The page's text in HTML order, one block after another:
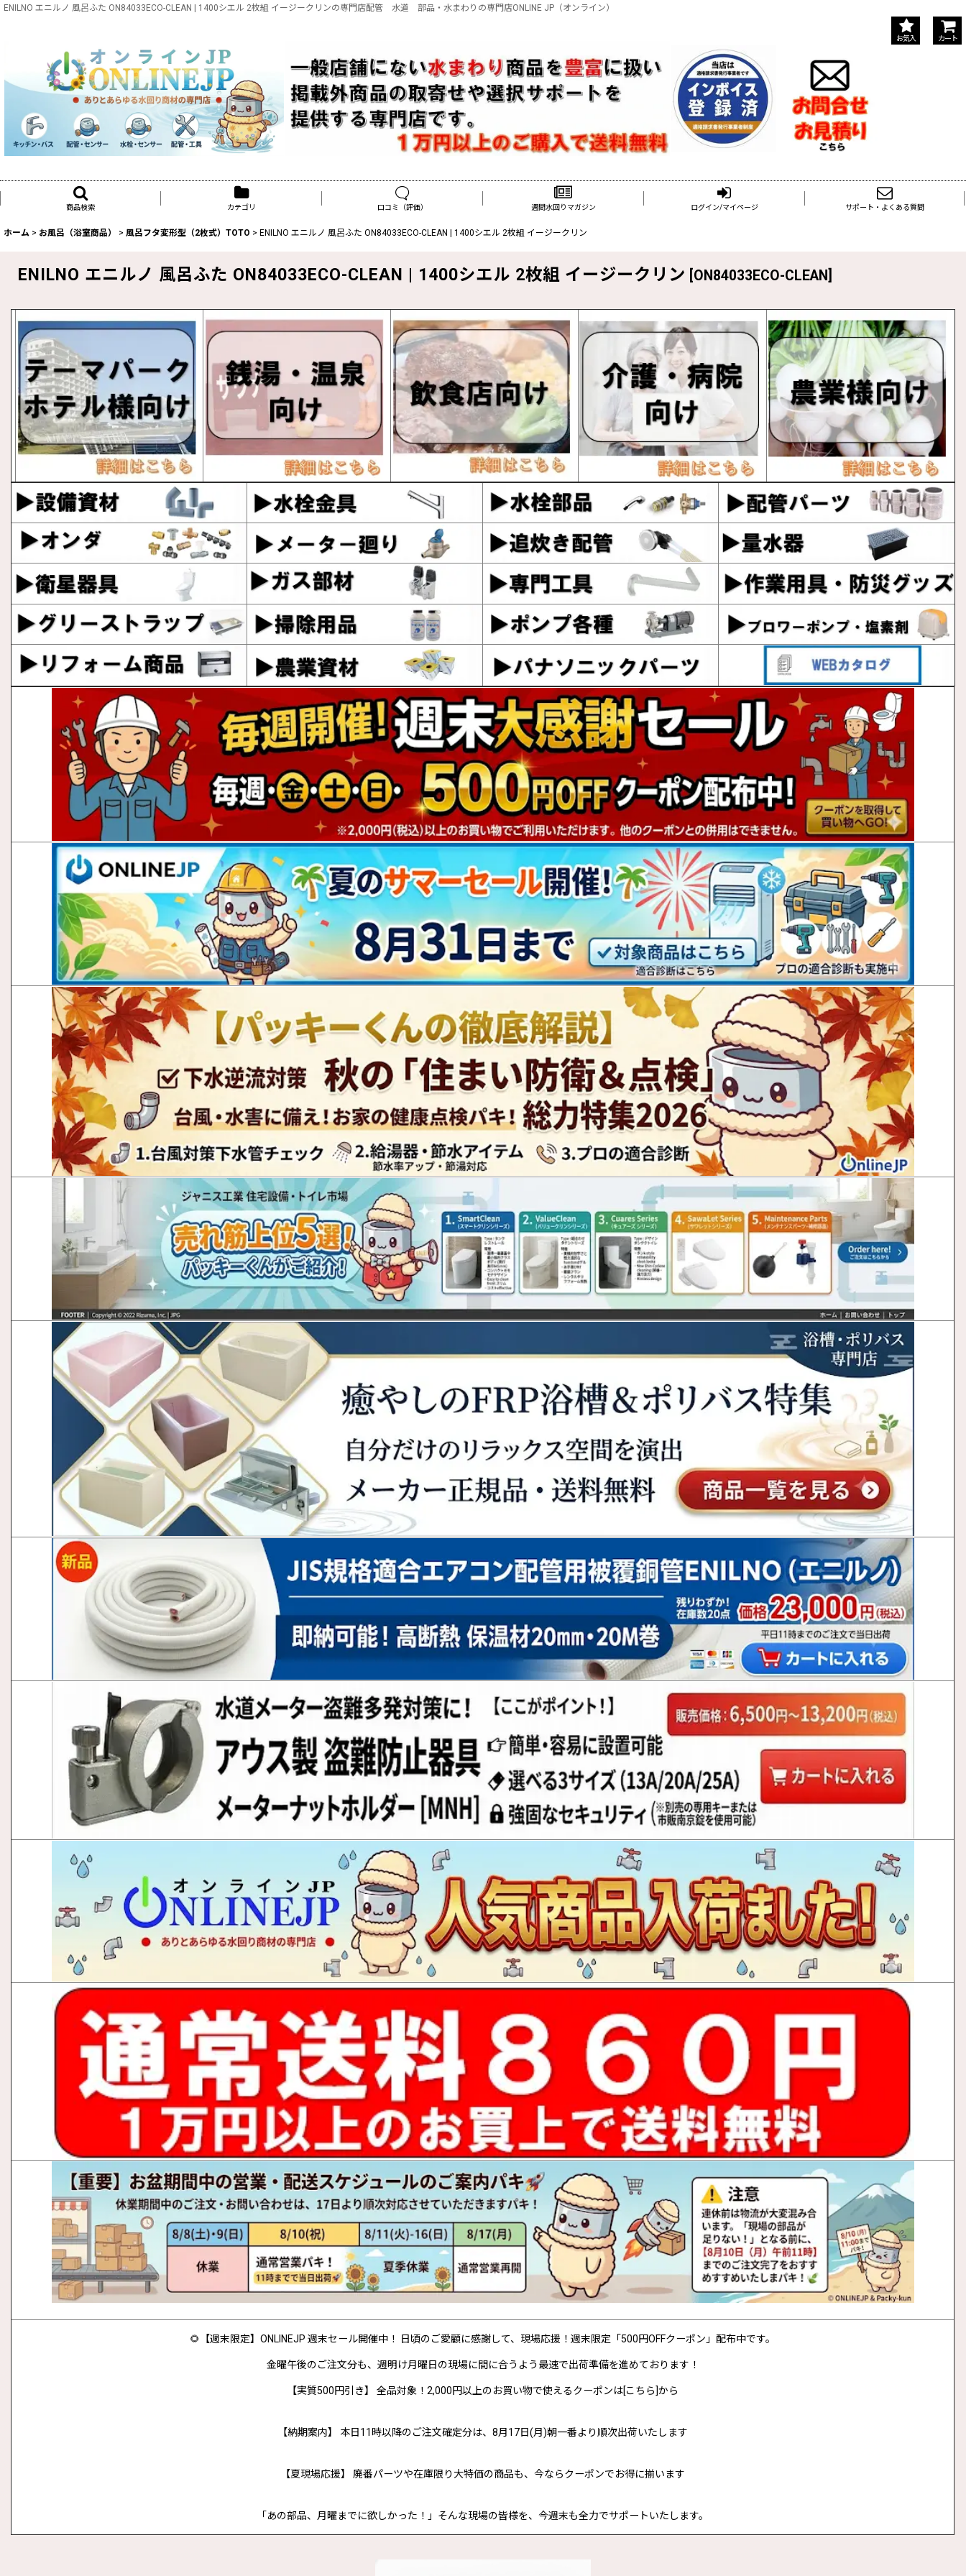
ENILNO エニルノ 風呂ふた ON84033ECO-CLEAN | 1400シエル 2枚組 イージークリンの専門店配管 水道 部品・水まわりの専門店ONLINE JP（オンライン）
お気入 カート
商品検索 カテゴリ 口コミ（評価） 週間水回りマガジン ログイン/マイページ サポート・よくある質問
ホーム > お風呂（浴室商品） > 風呂フタ変形型（2枚式）TOTO > ENILNO エニルノ 風呂ふた ON84033ECO-CLEAN | 1400シエル 2枚組 イージークリン
ENILNO エニルノ 風呂ふた ON84033ECO-CLEAN | 1400シエル 2枚組 イージークリン ON84033ECO-CLEAN
🌻【週末限定】ONLINEJP 週末セール開催中！ 日頃のご愛顧に感謝して、現場応援！週末限定「500円OFFクーポン」配布中です。
金曜午後のご注文分も、週明け月曜日の現場に間に合うよう最速で出荷準備を進めております！
【実質500円引き】 全品対象！2,000円以上のお買い物で使えるクーポンは[こちら]から
【納期案内】 本日11時以降のご注文確定分は、8月17日(月)朝一番より順次出荷いたします
【夏現場応援】 廃番パーツや在庫限り大特価の商品も、今ならクーポンでお得に揃います
「あの部品、月曜までに欲しかった！」そんな現場の皆様を、今週末も全力でサポートいたします。